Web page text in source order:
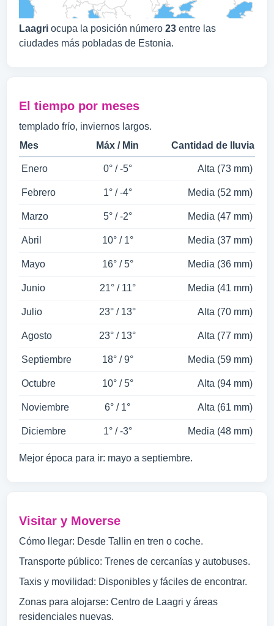
Laagri ocupa la posición número 23 entre las
ciudades más pobladas de Estonia.
El tiempo por meses
templado frío, inviernos largos.
Mes
Máx / Min Cantidad de lluvia
Enero 0° / -5° Alta (73 mm)
Febrero 1° / -4° Media (52 mm)
Marzo 5° / -2° Media (47 mm)
Abril 10° / 1° Media (37 mm)
Mayo 16° / 5° Media (36 mm)
Junio 21° / 11° Media (41 mm)
Julio 23° / 13° Alta (70 mm)
Agosto 23° / 13° Alta (77 mm)
Septiembre 18° / 9° Media (59 mm)
Octubre 10° / 5° Alta (94 mm)
Noviembre 6° / 1° Alta (61 mm)
Diciembre 1° / -3° Media (48 mm)
Mejor época para ir: mayo a septiembre.
Visitar y Moverse
Cómo llegar: Desde Tallin en tren o coche.
Transporte público: Trenes de cercanías y autobuses.
Taxis y movilidad: Disponibles y fáciles de encontrar.
Zonas para alojarse: Centro de Laagri y áreas
residenciales nuevas.